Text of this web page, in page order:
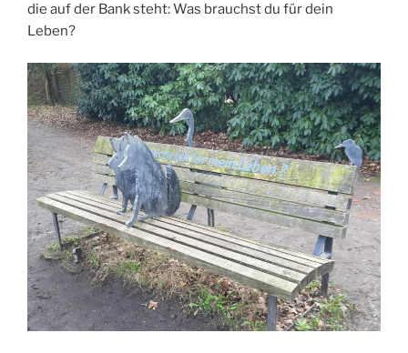
die auf der Bank steht: Was brauchst du für dein
Leben?